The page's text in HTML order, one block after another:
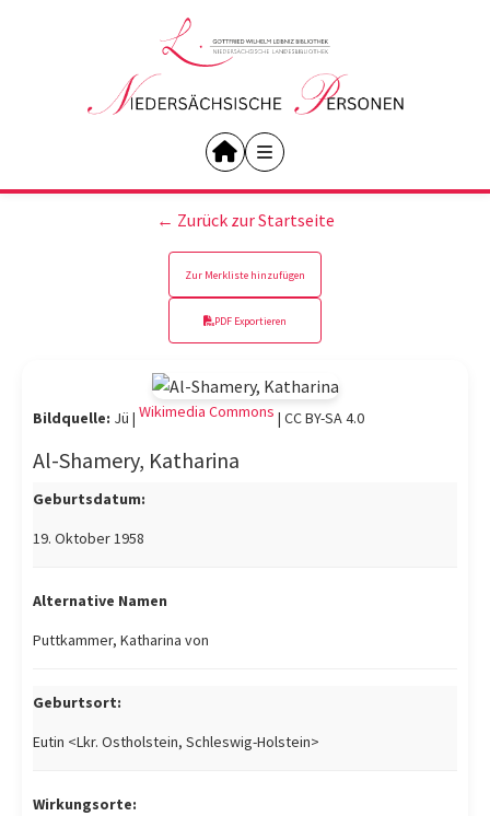
← Zurück zur Startseite
Zur Merkliste hinzufügen
PDF Exportieren
Al-Shamery, Katharina
Geburtsdatum:
19. Oktober 1958
Alternative Namen
Puttkammer, Katharina von
Geburtsort:
Eutin <Lkr. Ostholstein, Schleswig-Holstein>
Wirkungsorte:
Bildquelle: Jü | Wikimedia Commons | CC BY-SA 4.0